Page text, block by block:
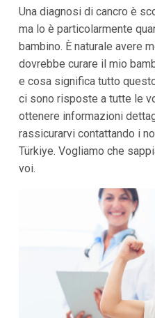
Una diagnosi di cancro è
ma lo è particolarmente
bambino. È naturale avere
dovrebbe curare il mio
e cosa significa tutto
ci sono risposte a tutte le
ottenere informazioni
rassicurarvi contattando i
Türkiye. Vogliamo che
voi.